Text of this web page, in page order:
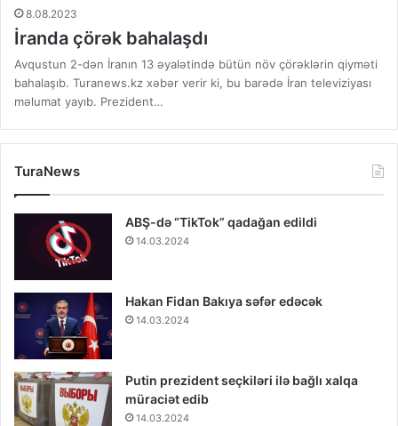
8.08.2023
İranda çörək bahalaşdı
Avqustun 2-dən İranın 13 əyalətində bütün növ çörəklərin qiyməti
bahalaşıb. Turanews.kz xəbər verir ki, bu barədə İran televiziyası
məlumat yayıb. Prezident…
TuraNews
ABŞ-də “TikTok” qadağan edildi
14.03.2024
Hakan Fidan Bakıya səfər edəcək
14.03.2024
Putin prezident seçkiləri ilə bağlı xalqa
müraciət edib
14.03.2024